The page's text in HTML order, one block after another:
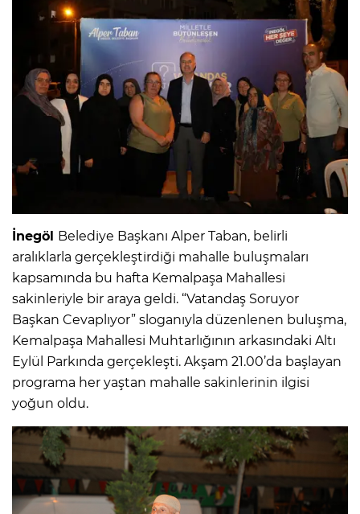
İnegöl Belediye Başkanı Alper Taban, belirli
aralıklarla gerçekleştirdiği mahalle buluşmaları
kapsamında bu hafta Kemalpaşa Mahallesi
sakinleriyle bir araya geldi. “Vatandaş Soruyor
Başkan Cevaplıyor” sloganıyla düzenlenen buluşma,
Kemalpaşa Mahallesi Muhtarlığının arkasındaki Altı
Eylül Parkında gerçekleşti. Akşam 21.00’da başlayan
programa her yaştan mahalle sakinlerinin ilgisi
yoğun oldu.